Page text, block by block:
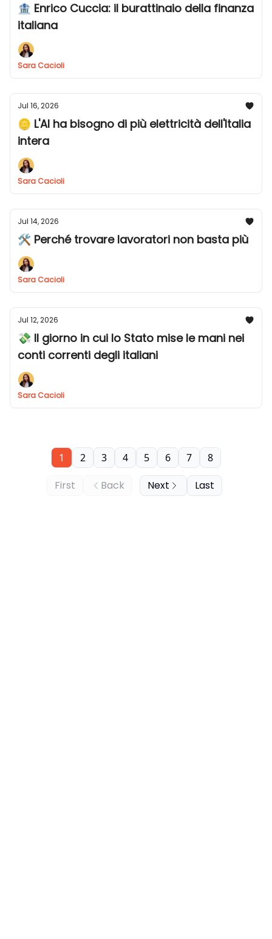
🏦 Enrico Cuccia: il burattinaio della finanza
italiana
Sara Cacioli
Jul 16, 2026
🪙 L'AI ha bisogno di più elettricità dell'Italia
intera
Sara Cacioli
Jul 14, 2026
🛠️ Perché trovare lavoratori non basta più
Sara Cacioli
Jul 12, 2026
💸 Il giorno in cui lo Stato mise le mani nei
conti correnti degli italiani
Sara Cacioli
First Back
1 2 3 4 5 6 7 8
Next Last